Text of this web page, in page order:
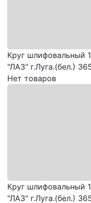
Круг шлифовальный
"ЛАЗ" г.Луга.(бел.)
Нет товаров
Круг
"ЛАЗ" г.Луга.(бел.)